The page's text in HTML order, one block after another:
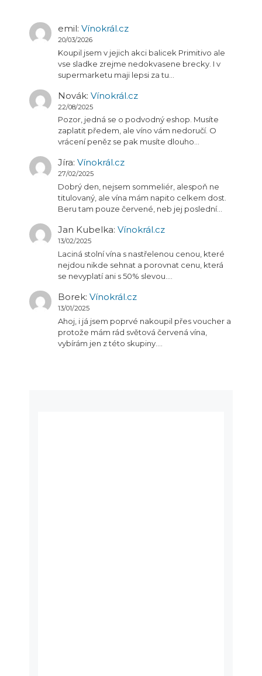
emil: Vínokrál.cz
20/03/2026
Koupil jsem v jejich akci balicek Primitivo ale
vse sladke zrejme nedokvasene brecky. I v
supermarketu maji lepsi za tu…
Novák: Vínokrál.cz
22/08/2025
Pozor, jedná se o podvodný eshop. Musíte
zaplatit předem, ale víno vám nedoručí. O
vrácení peněz se pak musíte dlouho…
Jíra: Vínokrál.cz
27/02/2025
Dobrý den, nejsem sommeliér, alespoň ne
titulovaný, ale vína mám napito celkem dost.
Beru tam pouze červené, neb jej poslední…
Jan Kubelka: Vínokrál.cz
13/02/2025
Laciná stolní vína s nastřelenou cenou, které
nejdou nikde sehnat a porovnat cenu, která
se nevyplatí ani s 50% slevou.…
Borek: Vínokrál.cz
13/01/2025
Ahoj, i já jsem poprvé nakoupil přes voucher a
protože mám rád světová červená vína,
vybírám jen z této skupiny.…